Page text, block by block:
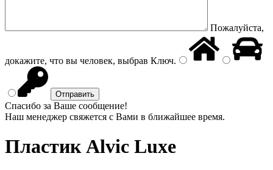
Пожалуйста,
докажите, что вы человек, выбрав Ключ.
Спасибо за Ваше сообщение!
Наш менеджер свяжется с Вами в ближайшее время.
Пластик Alvic Luxe